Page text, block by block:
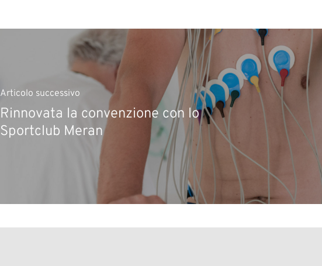
Articolo successivo
Rinnovata la convenzione con lo
Sportclub Meran